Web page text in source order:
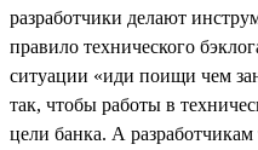
разработчики делают
правило технического
ситуации «иди поищи чем
так, чтобы работы в
цели банка. А